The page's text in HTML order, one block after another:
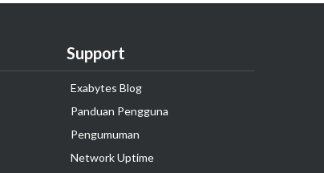
Support
Exabytes Blog
Panduan Pengguna
Pengumuman
Network Uptime